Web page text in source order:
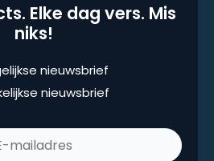
Elke dag vers. Mis
niks!
nieuwsbrief
nieuwsbrief